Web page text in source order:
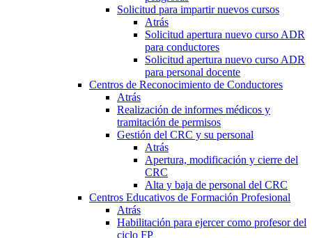
Solicitud para impartir nuevos cursos
Atrás
Solicitud apertura nuevo curso ADR
para conductores
Solicitud apertura nuevo curso ADR
para personal docente
Centros de Reconocimiento de Conductores
Atrás
Realización de informes médicos y
tramitación de permisos
Gestión del CRC y su personal
Atrás
Apertura, modificación y cierre del
CRC
Alta y baja de personal del CRC
Centros Educativos de Formación Profesional
Atrás
Habilitación para ejercer como profesor del
ciclo FP